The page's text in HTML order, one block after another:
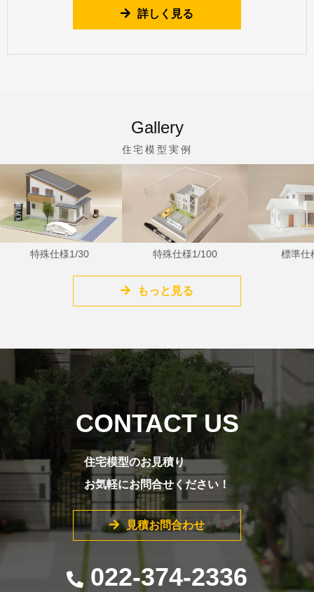
詳しく見る
Gallery
住宅模型実例
特殊仕様1/30 特殊仕様1/100 標準仕様
もっと見る
CONTACT US
住宅模型のお見積り
お気軽にお問合せください！
見積お問合わせ
022-374-2336